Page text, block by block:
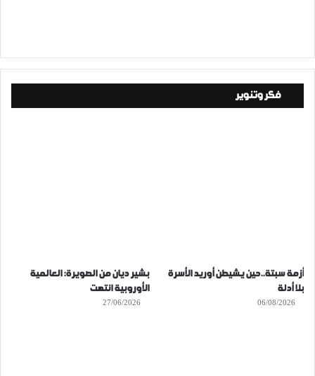
فكر وتنوير
أزمة سبتة..حين يشيطن أوريد الأسرة
بلا أدلة
06/08/2026
بشير ديان من الصويرة: العالمية
الأوروبية انتهت
27/06/2026